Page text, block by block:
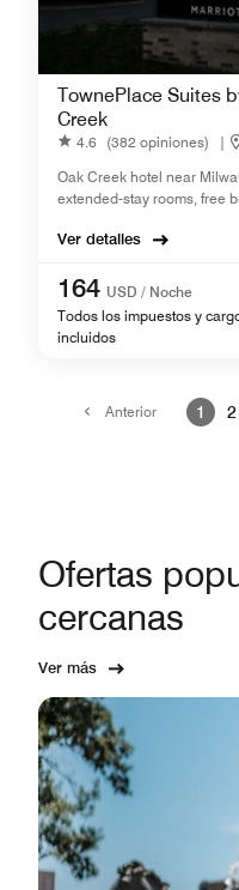
TownePlace Suites
Creek
4.6 (382 opiniones) |
Oak Creek hotel near
extended-stay rooms, free
Ver detalles
164 USD / Noche
Todos los impuestos y
incluidos
Anterior 1 2
Ofertas
cercanas
Ver más